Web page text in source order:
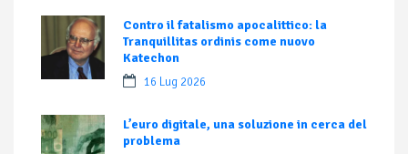
Contro il fatalismo apocalittico: la
Tranquillitas ordinis come nuovo
Katechon
16 Lug 2026
L’euro digitale, una soluzione in cerca del
problema